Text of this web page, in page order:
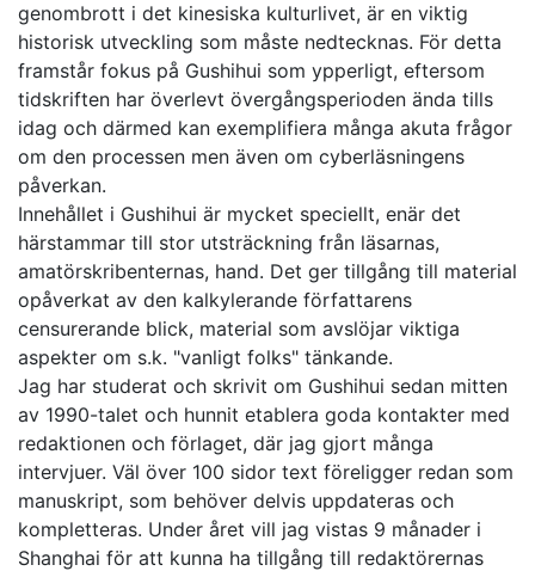
genombrott i det kinesiska kulturlivet, är en viktig
historisk utveckling som måste nedtecknas. För detta
framstår fokus på Gushihui som ypperligt, eftersom
tidskriften har överlevt övergångsperioden ända tills
idag och därmed kan exemplifiera många akuta frågor
om den processen men även om cyberläsningens
påverkan.
Innehållet i Gushihui är mycket speciellt, enär det
härstammar till stor utsträckning från läsarnas,
amatörskribenternas, hand. Det ger tillgång till material
opåverkat av den kalkylerande författarens
censurerande blick, material som avslöjar viktiga
aspekter om s.k. "vanligt folks" tänkande.
Jag har studerat och skrivit om Gushihui sedan mitten
av 1990-talet och hunnit etablera goda kontakter med
redaktionen och förlaget, där jag gjort många
intervjuer. Väl över 100 sidor text föreligger redan som
manuskript, som behöver delvis uppdateras och
kompletteras. Under året vill jag vistas 9 månader i
Shanghai för att kunna ha tillgång till redaktörernas